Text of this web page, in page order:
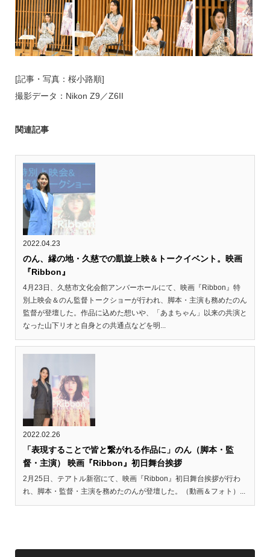
[記事・写真：桜小路順]
撮影データ：Nikon Z9／Z6II
関連記事
2022.04.23
のん、縁の地・久慈での凱旋上映＆トークイベント。映画
『Ribbon』
4月23日、久慈市文化会館アンバーホールにて、映画『Ribbon』特
別上映会＆のん監督トークショーが行われ、脚本・主演も務めたのん
監督が登壇した。作品に込めた想いや、「あまちゃん」以来の共演と
なった山下リオと自身との共通点などを明...
2022.02.26
「表現することで皆と繋がれる作品に」のん（脚本・監
督・主演） 映画『Ribbon』初日舞台挨拶
2月25日、テアトル新宿にて、映画『Ribbon』初日舞台挨拶が行わ
れ、脚本・監督・主演を務めたのんが登壇した。（動画＆フォト）...